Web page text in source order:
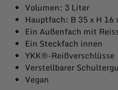
Volumen: 3 Liter
Hauptfach: B 35 x H 16
Ein Außenfach mit
Ein Steckfach innen
YKK®-Reißverschlüsse
Verstellbarer
Vegan